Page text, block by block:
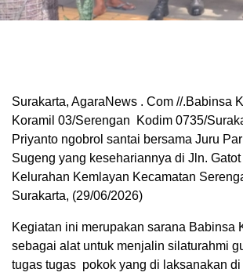
Surakarta, AgaraNews . Com //.Babinsa
Koramil 03/Serengan Kodim 0735/
Priyanto ngobrol santai bersama Juru
Sugeng yang kesehariannya di Jln.
Kelurahan Kemlayan Kecamatan
Surakarta, (29/06/2026)
Kegiatan ini merupakan sarana Babinsa
sebagai alat untuk menjalin silaturahmi
tugas tugas pokok yang di laksanakan